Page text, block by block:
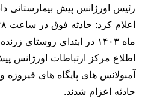
رئیس اورژانس پیش بیمارستانی
ماه ۱۴۰۳ در ابتدای روستای
اطلاع مرکز ارتباطات اورژانس
آمبولانس های پایگاه های
حادثه اعزام شدند.